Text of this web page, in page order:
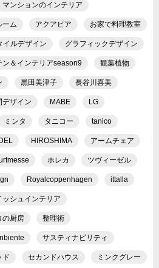
マンションのインテリア
ーム アクアピア お家で料理教室
イルデザイン グラフィックデザイン
ン＆インテリアseason9 観葉植物
黒田美津子 長谷川喜美
デザイン MABE LG
ミンタ タニコー tanico
HIROSHIMA アームチェア
ホレカ ツヴィーゼル
Royalcoppenhagen ittalla
ッシュインテリア
の厨房 整理術
サスティナビリティ
ド セカンドハウス ミンクグレー